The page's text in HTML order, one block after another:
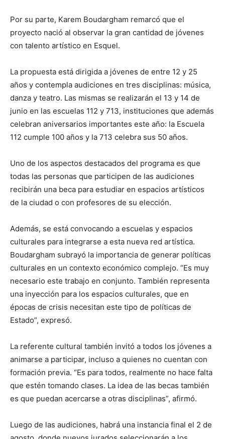
Por su parte, Karem Boudargham remarcó que el
proyecto nació al observar la gran cantidad de jóvenes
con talento artístico en Esquel.
La propuesta está dirigida a jóvenes de entre 12 y 25
años y contempla audiciones en tres disciplinas: música,
danza y teatro. Las mismas se realizarán el 13 y 14 de
junio en las escuelas 112 y 713, instituciones que además
celebran aniversarios importantes este año: la Escuela
112 cumple 100 años y la 713 celebra sus 50 años.
Uno de los aspectos destacados del programa es que
todas las personas que participen de las audiciones
recibirán una beca para estudiar en espacios artísticos
de la ciudad o con profesores de su elección.
Además, se está convocando a escuelas y espacios
culturales para integrarse a esta nueva red artística.
Boudargham subrayó la importancia de generar políticas
culturales en un contexto económico complejo. “Es muy
necesario este trabajo en conjunto. También representa
una inyección para los espacios culturales, que en
épocas de crisis necesitan este tipo de políticas de
Estado”, expresó.
La referente cultural también invitó a todos los jóvenes a
animarse a participar, incluso a quienes no cuentan con
formación previa. “Es para todos, realmente no hace falta
que estén tomando clases. La idea de las becas también
es que puedan acercarse a otras disciplinas”, afirmó.
Luego de las audiciones, habrá una instancia final el 2 de